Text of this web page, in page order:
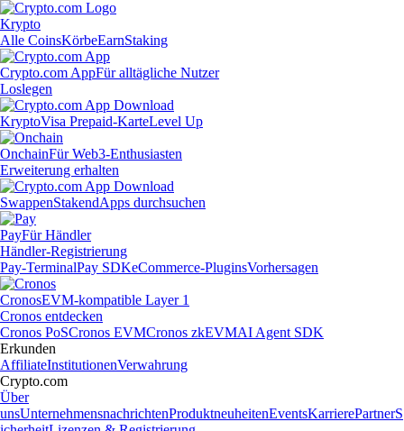
Krypto
Alle CoinsKörbeEarnStaking
Crypto.com AppFür alltägliche Nutzer
Loslegen
KryptoVisa Prepaid-KarteLevel Up
OnchainFür Web3-Enthusiasten
Erweiterung erhalten
SwappenStakendApps durchsuchen
PayFür Händler
Händler-Registrierung
Pay-TerminalPay SDKeCommerce-PluginsVorhersagen
CronosEVM-kompatible Layer 1
Cronos entdecken
Cronos PoSCronos EVMCronos zkEVMAI Agent SDK
Erkunden
AffiliateInstitutionenVerwahrung
Crypto.com
Über
unsUnternehmensnachrichtenProduktneuheitenEventsKarrierePartnerS